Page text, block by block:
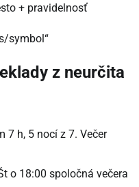
+ pravidelnosť
symbol“
z neurčita
7 h, 5 nocí z 7. Večer
o 18:00 spoločná večera